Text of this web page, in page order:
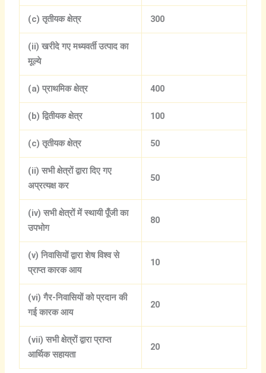
(c) तृतीयक क्षेत्र 300
(ii) खरीदे गए मध्यवर्ती उत्पाद का
मूल्ये
(a) प्राथमिक क्षेत्र 400
(b) द्वितीयक क्षेत्र 100
(c) तृतीयक क्षेत्र 50
(ii) सभी क्षेत्रों द्वारा दिए गए
अप्रत्यक्ष कर
50
(iv) सभी क्षेत्रों में स्थायी पूँजी का
उपभोग
80
(v) निवासियों द्वारा शेष विश्व से
प्राप्त कारक आय
10
(vi) गैर-निवासियों को प्रदान की
गई कारक आय
20
(vii) सभी क्षेत्रों द्वारा प्राप्त
आर्थिक सहायता
20